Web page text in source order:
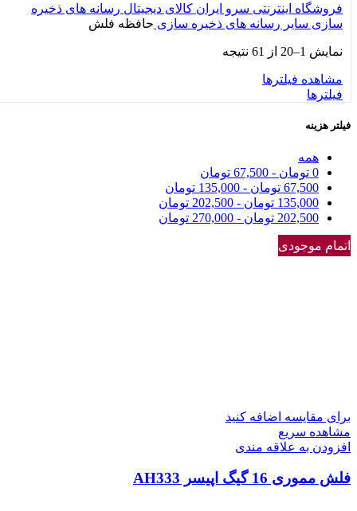
فروشگاه اینترنتی سرو ایران کالای دیجیتال رسانه های ذخیره
سازی سایر رسانه های ذخیره سازی حافظه فلش
نمایش 1–20 از 61 نتیجه
مشاهده فیلترها
فیلترها
فیلتر هزینه
همه
0 تومان -
67,500 تومان
67,500 تومان -
135,000 تومان
135,000 تومان -
202,500 تومان
202,500 تومان -
270,000 تومان
اتمام موجودی
برای مقایسه اضافه کنید
مشاهده سریع
افزودن به علاقه مندی
فلش مموری 16 گیگ اپیسر AH333